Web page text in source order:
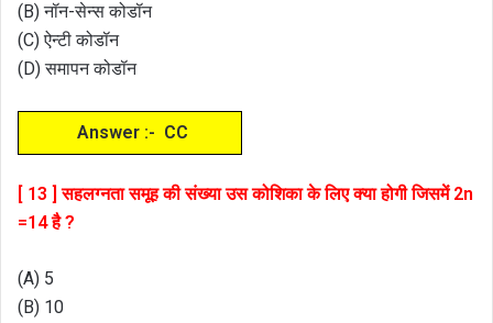
(B) नॉन-सेन्स कोडॉन
(C) ऐन्टी कोडॉन
(D) समापन कोडॉन
Answer :- CC
[ 13 ] सहलग्नता समूह की संख्या उस कोशिका के लिए क्या होगी जिसमें 2n
=14 है ?
(A) 5
(B) 10